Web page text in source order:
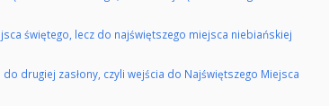
świętego, lecz do najświętszego miejsca niebiańskiej
drugiej zasłony, czyli wejścia do Najświętszego Miejsca